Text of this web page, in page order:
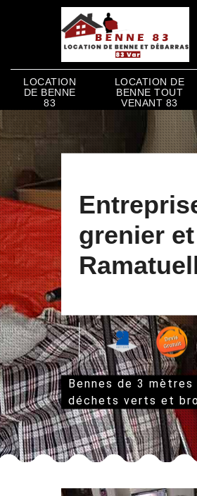
LOCATION
DE BENNE
83
LOCATION DE
BENNE TOUT
VENANT 83
grenier
Bennes de 3
déchets verts et